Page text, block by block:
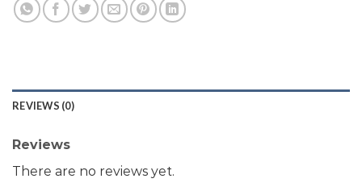
REVIEWS (0)
Reviews
There are no reviews yet.